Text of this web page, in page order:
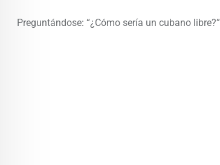
Preguntándose: “¿Cómo sería un cubano libre?”